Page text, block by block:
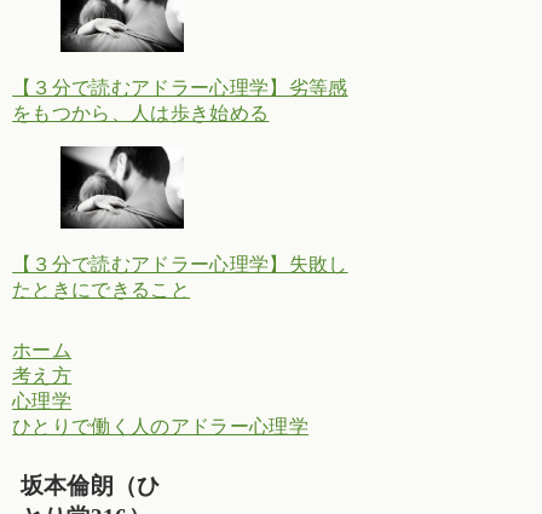
【３分で読むアドラー心理学】劣等感
をもつから、人は歩き始める
【３分で読むアドラー心理学】失敗し
たときにできること
ホーム
考え方
心理学
ひとりで働く人のアドラー心理学
坂本倫朗（ひ